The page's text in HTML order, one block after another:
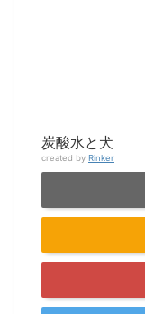
炭酸水と犬
created by Rinker